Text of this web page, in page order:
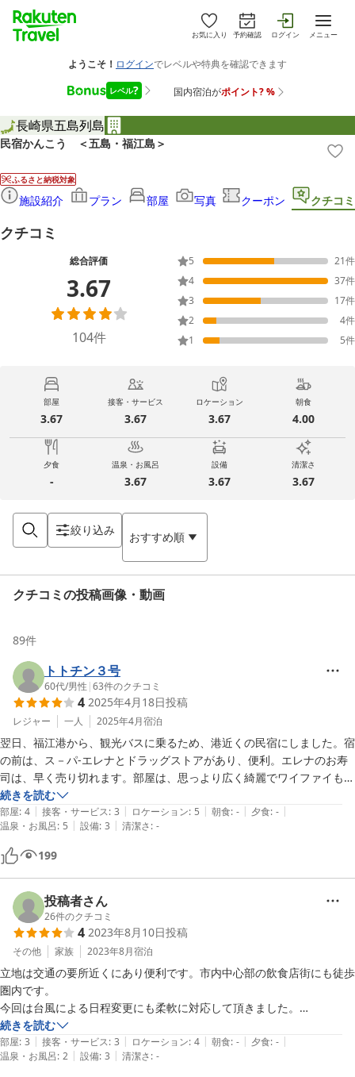
お気に入り 予約確認 ログイン メニュー
長崎県五島列島
民宿かんこう ＜五島・福江島＞
ふるさと納税対象
施設紹介 プラン 部屋 写真 クーポン クチコミ
クチコミ
総合評価
3.67
104件
5 21件
4
37件
3
17件
2
4件
1
5件
部屋
3.67
接客・サービス
3.67
ロケーション
3.67
朝食
4.00
夕食
-
温泉・お風呂
3.67
設備
3.67
清潔さ
3.67
絞り込み おすすめ順
クチコミの投稿画像・動画
89件
トトチン３号
60代/男性 |63件のクチコミ
4 2025年4月18日投稿
レジャー 一人 2025年4月宿泊
翌日、福江港から、観光バスに乗るため、港近くの民宿にしました。宿
の前は、ス－パ-エレナとドラッグストアがあり、便利。エレナのお寿
司は、早く売り切れます。部屋は、思っより広く綺麗でワイファイも良
く入り快適でした
続きを読む
部屋: 4 | 接客・サービス: 3 | ロケーション: 5 | 朝食: - | 夕食: - |
温泉・お風呂: 5 | 設備: 3 | 清潔さ: -
199
投稿者さん
26件のクチコミ
4 2023年8月10日投稿
その他 家族 2023年8月宿泊
立地は交通の要所近くにあり便利です。市内中心部の飲食店街にも徒歩
圏内です。
今回は台風による日程変更にも柔軟に対応して頂きました。
シャワーヘッドだけが不満があります。
続きを読む
部屋: 3 | 接客・サービス: 3 | ロケーション: 4 | 朝食: - | 夕食: - |
温泉・お風呂: 2 | 設備: 3 | 清潔さ: -